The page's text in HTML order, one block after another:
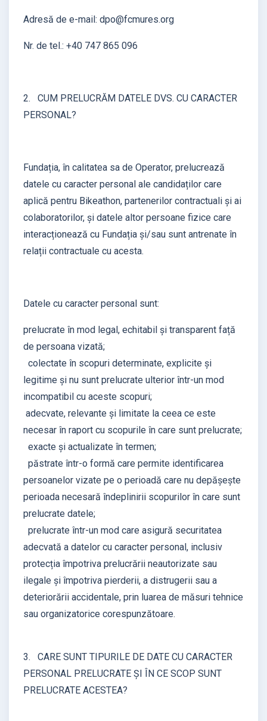
Adresă de e-mail: dpo@fcmures.org
Nr. de tel.: +40 747 865 096
2. CUM PRELUCRĂM DATELE DVS. CU CARACTER
PERSONAL?
Fundația, în calitatea sa de Operator, prelucrează
datele cu caracter personal ale candidaților care
aplică pentru Bikeathon, partenerilor contractuali și ai
colaboratorilor, și datele altor persoane fizice care
interacționează cu Fundația și/sau sunt antrenate în
relații contractuale cu acesta.
Datele cu caracter personal sunt:
prelucrate în mod legal, echitabil și transparent față
de persoana vizată;
colectate în scopuri determinate, explicite și
legitime și nu sunt prelucrate ulterior într-un mod
incompatibil cu aceste scopuri;
adecvate, relevante și limitate la ceea ce este
necesar în raport cu scopurile în care sunt prelucrate;
exacte și actualizate în termen;
păstrate într-o formă care permite identificarea
persoanelor vizate pe o perioadă care nu depășește
perioada necesară îndeplinirii scopurilor în care sunt
prelucrate datele;
prelucrate într-un mod care asigură securitatea
adecvată a datelor cu caracter personal, inclusiv
protecția împotriva prelucrării neautorizate sau
ilegale și împotriva pierderii, a distrugerii sau a
deteriorării accidentale, prin luarea de măsuri tehnice
sau organizatorice corespunzătoare.
3. CARE SUNT TIPURILE DE DATE CU CARACTER
PERSONAL PRELUCRATE ȘI ÎN CE SCOP SUNT
PRELUCRATE ACESTEA?